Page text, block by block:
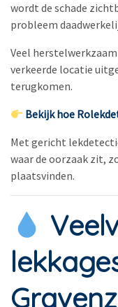
wordt de schade
probleem
Veel
verkeerde locatie
terugkomen.
Bekijk hoe
Met gericht
waar de oorzaak zit,
plaatsvinden.